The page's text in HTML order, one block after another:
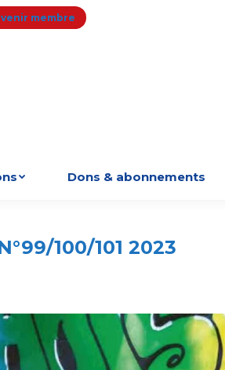
membre
Dons & abonnements
100/101 2023